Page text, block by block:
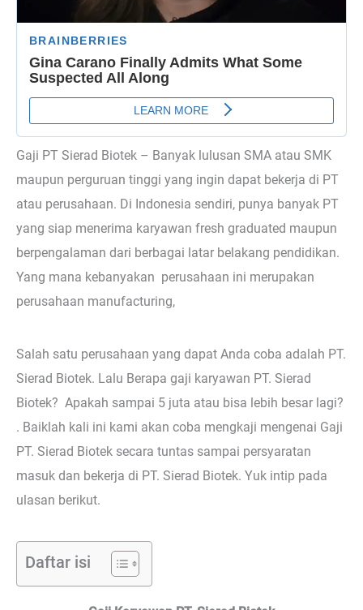
Gaji PT Sierad Biotek – Banyak lulusan SMA atau SMK
maupun perguruan tinggi yang ingin dapat bekerja di PT
atau perusahaan. Di Indonesia sendiri, punya banyak PT
yang siap menerima karyawan fresh graduated maupun
berpengalaman dari berbagai latar belakang pendidikan.
Yang mana kebanyakan perusahaan ini merupakan
perusahaan manufacturing,
Salah satu perusahaan yang dapat Anda coba adalah PT.
Sierad Biotek. Lalu Berapa gaji karyawan PT. Sierad
Biotek? Apakah sampai 5 juta atau bisa lebih besar lagi?
. Baiklah kali ini kami akan coba mengkaji mengenai Gaji
PT. Sierad Biotek secara tuntas sampai persyaratan
masuk dan bekerja di PT. Sierad Biotek. Yuk intip pada
ulasan berikut.
Daftar isi